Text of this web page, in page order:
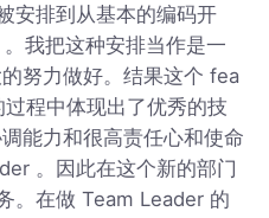
安排到从基本的编码开
我把这种安排当作是一
努力做好。结果这个 fea
程中体现出了优秀的技
能力和很高责任心和使命
。因此在这个新的部门
。在做 Team Leader 的